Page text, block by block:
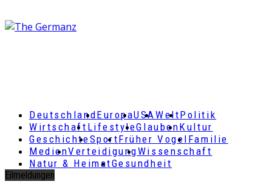
DeutschlandEuropaUSAWeltPolitik
Wirtschaft LifestyleGlaubenKultur
GeschichteSportFrüher Vogel Familie
MedienVerteidigungWissenschaft
Natur & HeimatGesundheit
Eilmeldungen